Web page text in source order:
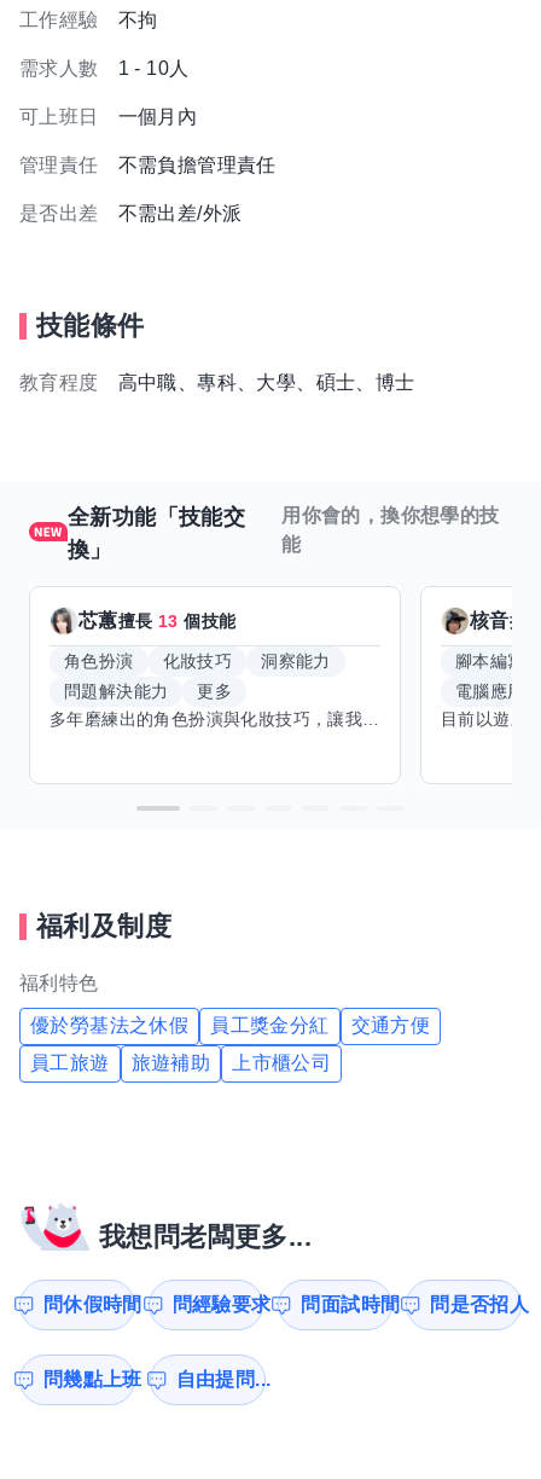
工作經驗 不拘
需求人數 1 - 10人
可上班日 一個月內
管理責任 不需負擔管理責任
是否出差 不需出差/外派
技能條件
教育程度 高中職、專科、大學、碩士、博士
全新功能「技能交
換」
用你會的，換你想學的技
能
芯蕙擅長 13 個技能
角色扮演 化妝技巧
洞察能力
問題解決能力
更多
核音擅
腳本編寫
電腦應用
福利及制度
福利特色
優於勞基法之休假 員工獎金分紅
交通方便
員工旅遊
旅遊補助 上市櫃公司
我想問老闆更多...
問休假時間 問經驗要求 問面試時間 問是否招人
問幾點上班 自由提問...